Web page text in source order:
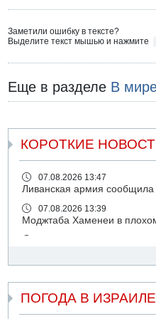
Заметили ошибку в тексте?
Выделите текст мышью и нажмите
Еще в разделе В
КОРОТКИЕ
07.08.2026 13:47
Ливанская армия сообщила
07.08.2026 13:39
Моджтаба Хаменеи в
свадьбу
07.08.2026 11:05
Саудовская Аравия
иракских ополченцев
ПОГОДА В ИЗРАИЛЕ